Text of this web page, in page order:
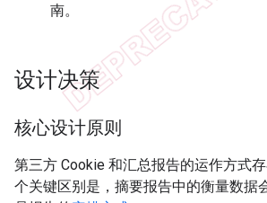
南。
设计决策
核心设计原则
第三方 Cookie 和汇总报告的运作方式
个关键区别是，摘要报告中的衡量数据